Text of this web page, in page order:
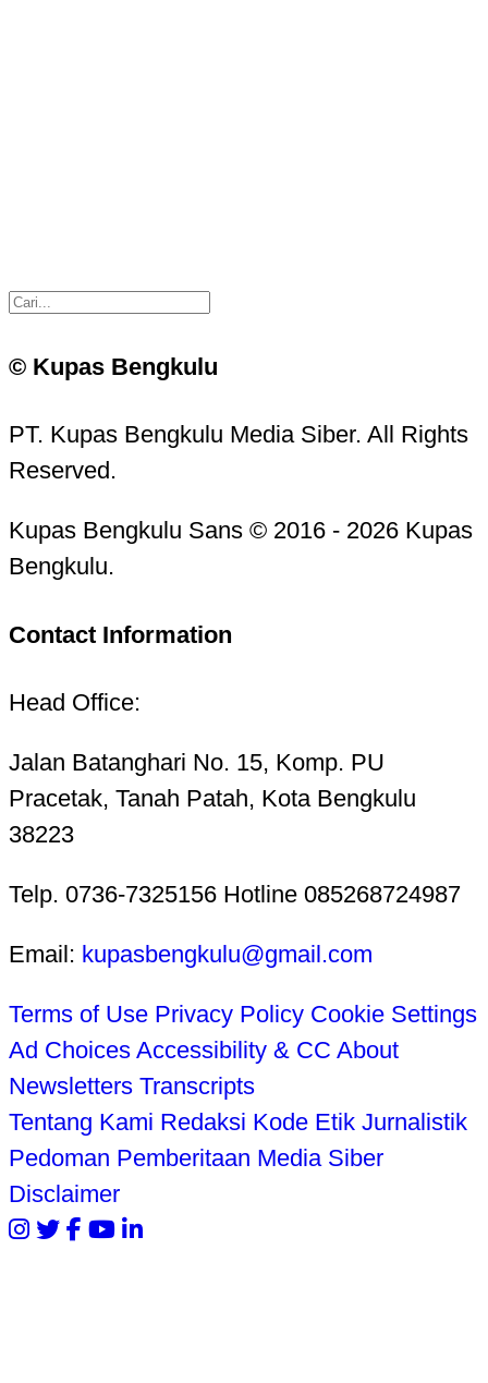
© Kupas Bengkulu
PT. Kupas Bengkulu Media Siber. All Rights
Reserved.
Kupas Bengkulu Sans © 2016 - 2026 Kupas
Bengkulu.
Contact Information
Head Office:
Jalan Batanghari No. 15, Komp. PU
Pracetak, Tanah Patah, Kota Bengkulu
38223
Telp. 0736-7325156 Hotline 085268724987
Email: kupasbengkulu@gmail.com
Terms of Use Privacy Policy Cookie Settings
Ad Choices Accessibility & CC About
Newsletters Transcripts
Tentang Kami Redaksi Kode Etik Jurnalistik
Pedoman Pemberitaan Media Siber
Disclaimer